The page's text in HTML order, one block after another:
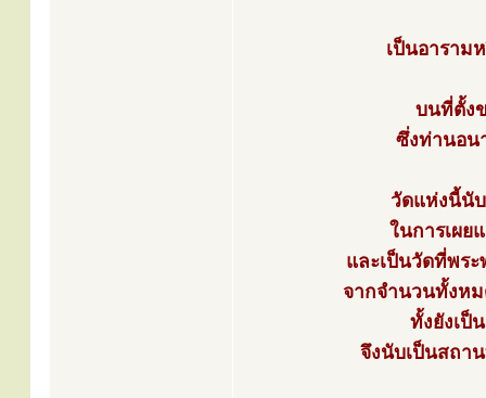
เป็นอาราม
บนที่ตั้ง
ซึ่งท่านอน
วัดแห่งนี้นั
ในการเผ
และเป็นวัดที่พร
จากจำนวนทั้งห
ทั้งยังเป็
จึงนับเป็นสถา